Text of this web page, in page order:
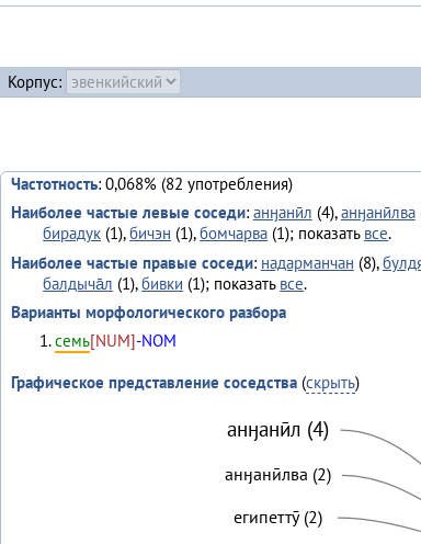
Корпус:
Частотность: 0,068% (82 употребления)
Наиболее частые левые соседи: анӈанӣл (4),анӈанӣлва
бирадук (1),бичэн (1),бомчарва (1); показать все.
Наиболее частые правые соседи: надарманчан (8),
балдыча̄л (1),бивки (1); показать все.
Варианты морфологического разбора
семь[NUM]-NOM
Графическое представление соседства(скрыть)
анӈанӣл (4)
анӈанӣлва (2)
египеттӯ (2)